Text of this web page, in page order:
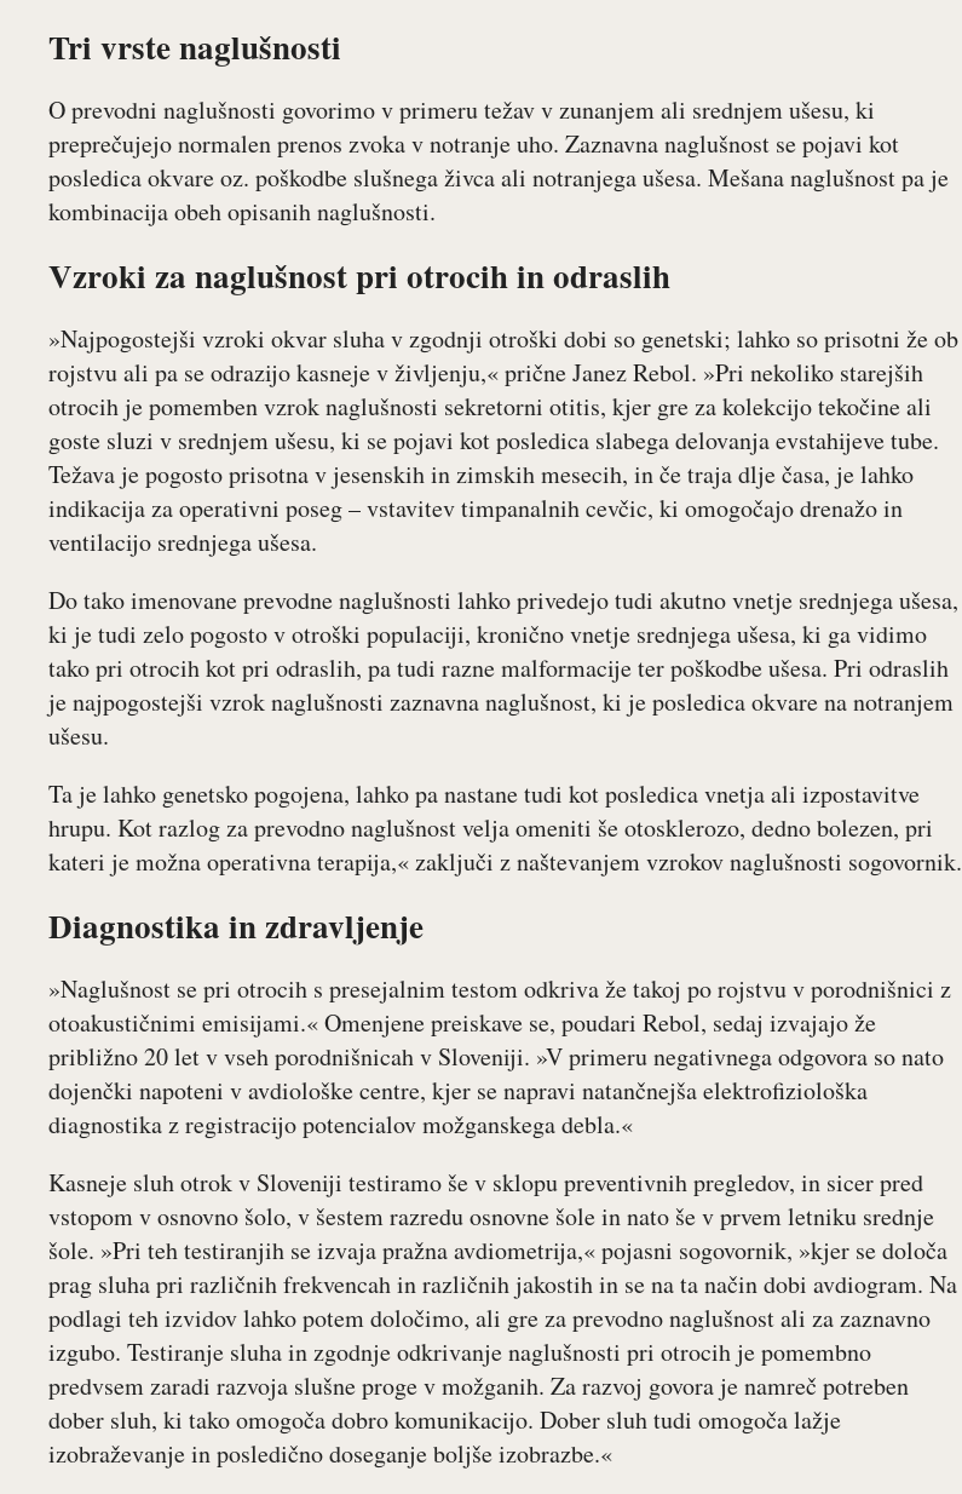
Tri vrste naglušnosti
O prevodni naglušnosti govorimo v primeru težav v zunanjem ali srednjem ušesu, ki
preprečujejo normalen prenos zvoka v notranje uho. Zaznavna naglušnost se pojavi kot
posledica okvare oz. poškodbe slušnega živca ali notranjega ušesa. Mešana naglušnost pa je
kombinacija obeh opisanih naglušnosti.
Vzroki za naglušnost pri otrocih in odraslih
»Najpogostejši vzroki okvar sluha v zgodnji otroški dobi so genetski; lahko so prisotni že ob
rojstvu ali pa se odrazijo kasneje v življenju,« prične Janez Rebol. »Pri nekoliko starejših
otrocih je pomemben vzrok naglušnosti sekretorni otitis, kjer gre za kolekcijo tekočine ali
goste sluzi v srednjem ušesu, ki se pojavi kot posledica slabega delovanja evstahijeve tube.
Težava je pogosto prisotna v jesenskih in zimskih mesecih, in če traja dlje časa, je lahko
indikacija za operativni poseg – vstavitev timpanalnih cevčic, ki omogočajo drenažo in
ventilacijo srednjega ušesa.
Do tako imenovane prevodne naglušnosti lahko privedejo tudi akutno vnetje srednjega ušesa,
ki je tudi zelo pogosto v otroški populaciji, kronično vnetje srednjega ušesa, ki ga vidimo
tako pri otrocih kot pri odraslih, pa tudi razne malformacije ter poškodbe ušesa. Pri odraslih
je najpogostejši vzrok naglušnosti zaznavna naglušnost, ki je posledica okvare na notranjem
ušesu.
Ta je lahko genetsko pogojena, lahko pa nastane tudi kot posledica vnetja ali izpostavitve
hrupu. Kot razlog za prevodno naglušnost velja omeniti še otosklerozo, dedno bolezen, pri
kateri je možna operativna terapija,« zaključi z naštevanjem vzrokov naglušnosti sogovornik.
Diagnostika in zdravljenje
»Naglušnost se pri otrocih s presejalnim testom odkriva že takoj po rojstvu v porodnišnici z
otoakustičnimi emisijami.« Omenjene preiskave se, poudari Rebol, sedaj izvajajo že
približno 20 let v vseh porodnišnicah v Sloveniji. »V primeru negativnega odgovora so nato
dojenčki napoteni v avdiološke centre, kjer se napravi natančnejša elektrofiziološka
diagnostika z registracijo potencialov možganskega debla.«
Kasneje sluh otrok v Sloveniji testiramo še v sklopu preventivnih pregledov, in sicer pred
vstopom v osnovno šolo, v šestem razredu osnovne šole in nato še v prvem letniku srednje
šole. »Pri teh testiranjih se izvaja pražna avdiometrija,« pojasni sogovornik, »kjer se določa
prag sluha pri različnih frekvencah in različnih jakostih in se na ta način dobi avdiogram. Na
podlagi teh izvidov lahko potem določimo, ali gre za prevodno naglušnost ali za zaznavno
izgubo. Testiranje sluha in zgodnje odkrivanje naglušnosti pri otrocih je pomembno
predvsem zaradi razvoja slušne proge v možganih. Za razvoj govora je namreč potreben
dober sluh, ki tako omogoča dobro komunikacijo. Dober sluh tudi omogoča lažje
izobraževanje in posledično doseganje boljše izobrazbe.«